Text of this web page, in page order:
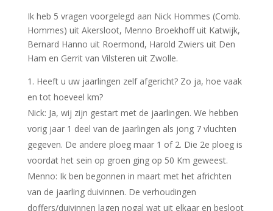
Ik heb 5 vragen voorgelegd aan Nick Hommes (Comb.
Hommes) uit Akersloot, Menno Broekhoff uit Katwijk,
Bernard Hanno uit Roermond, Harold Zwiers uit Den
Ham en Gerrit van Vilsteren uit Zwolle.
Heeft u uw jaarlingen zelf afgericht? Zo ja, hoe vaak
en tot hoeveel km?
Nick: Ja, wij zijn gestart met de jaarlingen. We hebben
vorig jaar 1 deel van de jaarlingen als jong 7 vluchten
gegeven. De andere ploeg maar 1 of 2. Die 2e ploeg is
voordat het sein op groen ging op 50 Km geweest.
Menno: Ik ben begonnen in maart met het africhten
van de jaarling duivinnen. De verhoudingen
doffers/duivinnen lagen nogal wat uit elkaar en besloot